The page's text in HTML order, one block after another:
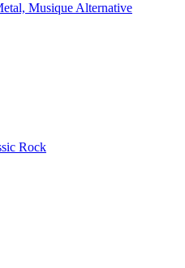
Musique Alternative
Rock